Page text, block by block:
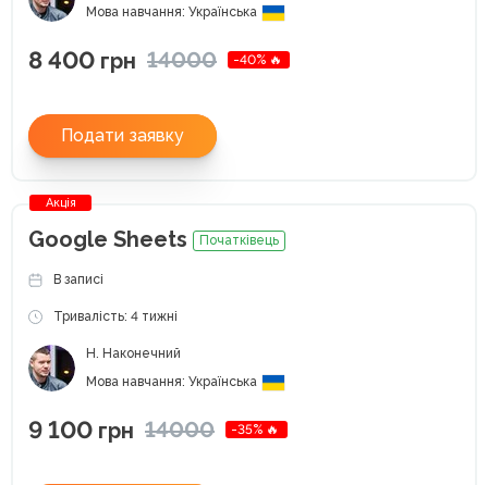
Мова навчання: Українська
8 400 грн 14000 -40% 🔥
Подати заявку
Акція
Google Sheets Початківець
В записі
Тривалість: 4 тижні
Н. Наконечний
Мова навчання: Українська
9 100 грн 14000 -35% 🔥